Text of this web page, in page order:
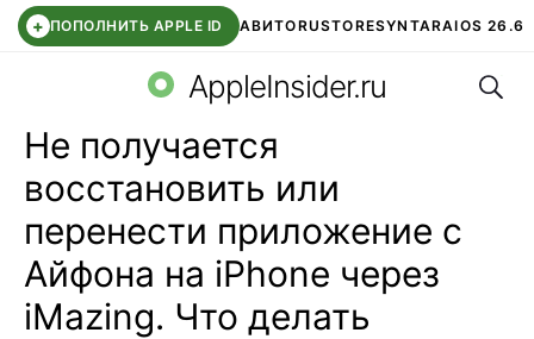
+ ПОПОЛНИТЬ APPLE ID АВИТОRUSTORESYNTARAIOS 26.6
СБЕР КИДС ЧАТ ROBLOXВТБ ОНЛАЙН
AppleInsider.ru
Не получается
восстановить или
перенести приложение с
Айфона на iPhone через
iMazing. Что делать